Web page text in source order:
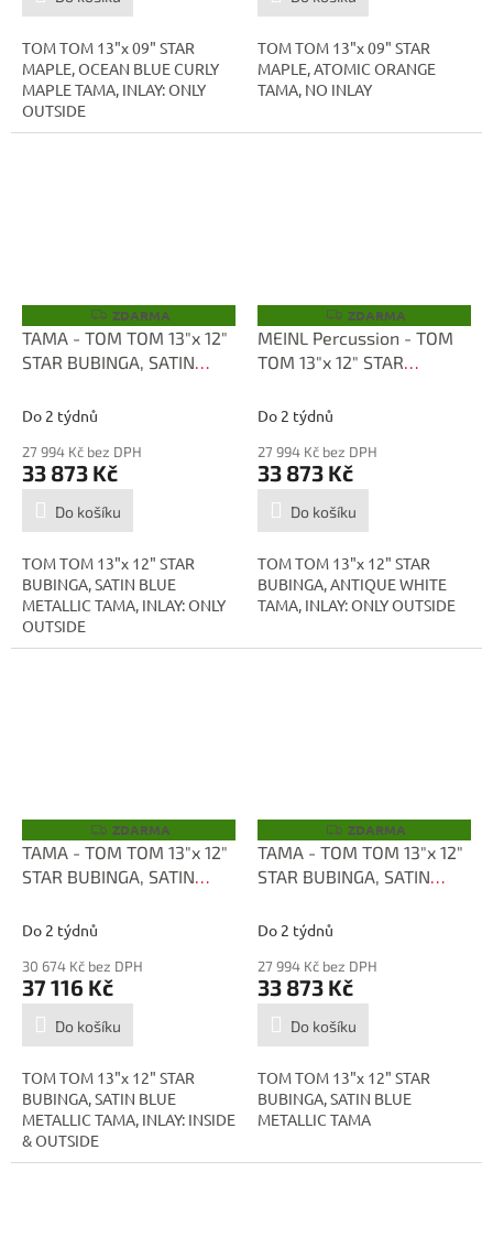
TOM TOM 13"x 09" STAR
MAPLE, OCEAN BLUE CURLY
MAPLE TAMA, INLAY: ONLY
OUTSIDE
TOM TOM 13"x 09" STAR
MAPLE, ATOMIC ORANGE
TAMA, NO INLAY
Z
D
A
R
ZDARMA
TAMA - TOM TOM 13"x 12"
STAR BUBINGA, SATIN
SBM
Do 2 týdnů
27 994 Kč bez DPH
33 873 Kč
Do košíku
TOM TOM 13"x 12" STAR
BUBINGA, SATIN BLUE
METALLIC TAMA, INLAY: ONLY
OUTSIDE
Z
D
A
R
ZDARMA
MEINL Percussion - TOM
TOM 13"x 12" STAR
TBT1312S-ATW
Do 2 týdnů
27 994 Kč bez DPH
33 873 Kč
Do košíku
TOM TOM 13"x 12" STAR
BUBINGA, ANTIQUE WHITE
TAMA, INLAY: ONLY OUTSIDE
Z
D
A
R
ZDARMA
TAMA - TOM TOM 13"x 12"
STAR BUBINGA, SATIN
SBM
Do 2 týdnů
30 674 Kč bez DPH
37 116 Kč
Do košíku
TOM TOM 13"x 12" STAR
BUBINGA, SATIN BLUE
METALLIC TAMA, INLAY: INSIDE
& OUTSIDE
Z
D
A
R
ZDARMA
TAMA - TOM TOM 13"x 12"
STAR BUBINGA, SATIN
SBM
Do 2 týdnů
27 994 Kč bez DPH
33 873 Kč
Do košíku
TOM TOM 13"x 12" STAR
BUBINGA, SATIN BLUE
METALLIC TAMA